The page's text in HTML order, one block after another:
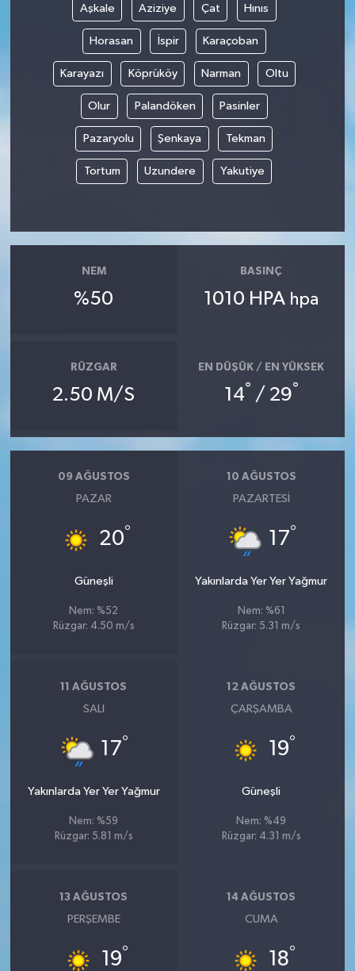
Aşkale Aziziye Çat Hınıs
Horasan İspir Karaçoban
Karayazı Köprüköy Narman Oltu
Olur Palandöken Pasinler
Pazaryolu Şenkaya Tekman
Tortum Uzundere Yakutiye
NEM
%50
BASINÇ
1010 HPA hpa
RÜZGAR
2.50 M/S
EN DÜŞÜK / EN YÜKSEK
14° / 29°
09 AĞUSTOS
PAZAR
20°
Güneşli
Nem: %52
Rüzgar: 4.50 m/s
10 AĞUSTOS
PAZARTESI
17°
Yakınlarda Yer Yer Yağmur
Nem: %61
Rüzgar: 5.31 m/s
11 AĞUSTOS
SALI
17°
Yakınlarda Yer Yer Yağmur
Nem: %59
Rüzgar: 5.81 m/s
12 AĞUSTOS
ÇARŞAMBA
19°
Güneşli
Nem: %49
Rüzgar: 4.31 m/s
13 AĞUSTOS
PERŞEMBE
19°
14 AĞUSTOS
CUMA
18°